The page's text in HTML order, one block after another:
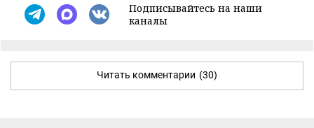
Подписывайтесь на наши
каналы
Читать комментарии (30)